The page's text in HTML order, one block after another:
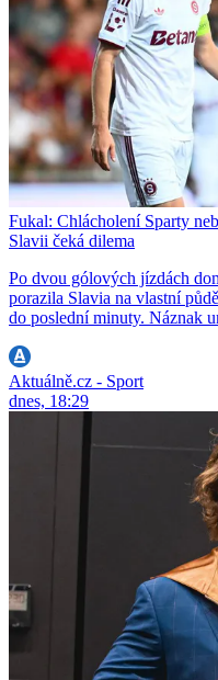
Fukal: Chlácholení Sparty
Slavii čeká dilema
Po dvou gólových jízdách
porazila Slavia na vlastní
do poslední minuty. Náznak
Aktuálně.cz - Sport
dnes, 18:29